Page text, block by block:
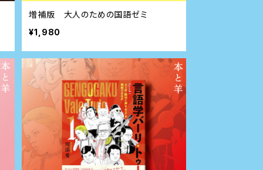
増補版 大人のための国語ゼミ
¥1,980